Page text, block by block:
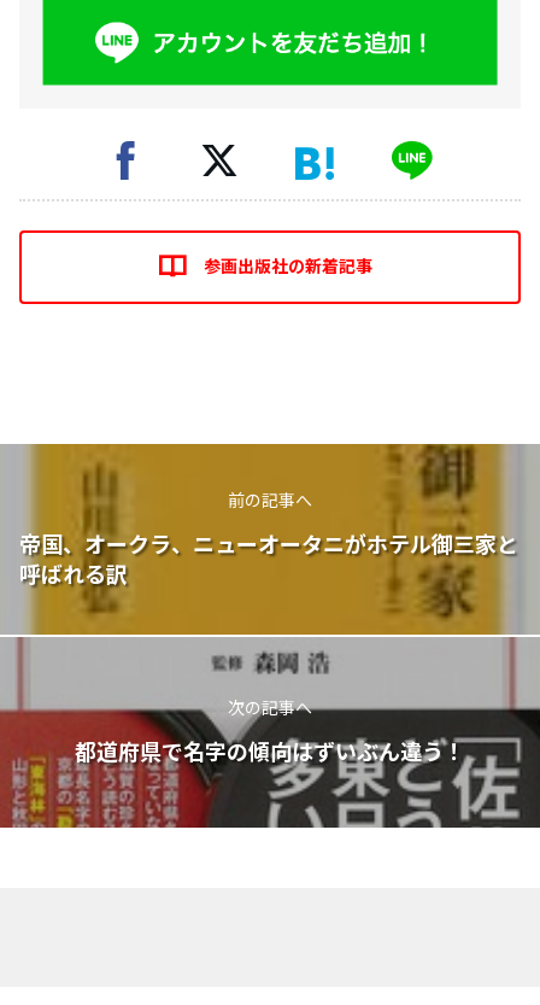
参画出版社の新着記事
前の記事へ
帝国、オークラ、ニューオータニがホテル御三家と
呼ばれる訳
次の記事へ
都道府県で名字の傾向はずいぶん違う！